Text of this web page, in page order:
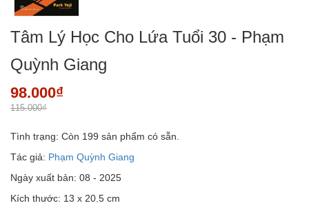
Tâm Lý Học Cho Lứa Tuổi 30 - Phạm
Quỳnh Giang
98.000₫
115.000₫
Tình trạng: Còn 199 sản phẩm có sẵn.
Tác giả: Phạm Quỳnh Giang
Ngày xuất bản: 08 - 2025
Kích thước: 13 x 20.5 cm